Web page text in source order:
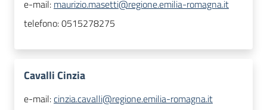
e-mail: maurizio.masetti@regione.emilia-romagna.it
telefono:0515278275
Cavalli Cinzia
e-mail:cinzia.cavalli@regione.emilia-romagna.it